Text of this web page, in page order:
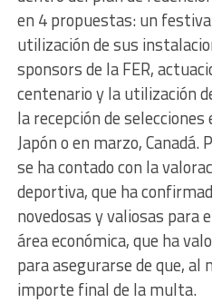
en 4 propuestas: un
utilización de sus
sponsors de la FER,
centenario y la utilización
la recepción de
Japón o en marzo, Canadá.
se ha contado con la
deportiva, que ha
novedosas y valiosas para
área económica, que ha
para asegurarse de que, al
importe final de la multa.